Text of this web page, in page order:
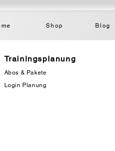
Shop Blog
Trainingsplanung
Abos & Pakete
Login Planung